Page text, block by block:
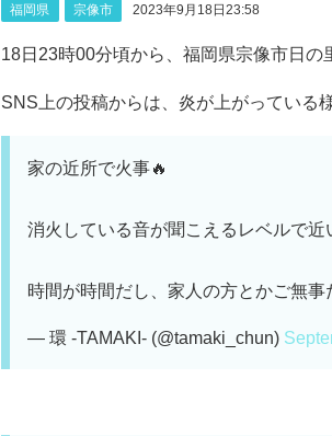
福岡県 宗像市 2023年9月18日23:58
18日23時00分頃から、福岡県宗像市日の
SNS上の投稿からは、炎が上がっている
家の近所で火事🔥
消火している音が聞こえるレベルで近
時間が時間だし、家人の方とかご無
— 環 -TAMAKI- (@tamaki_chun)